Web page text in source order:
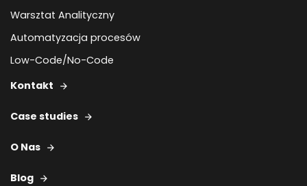
Warsztat Analityczny
Automatyzacja procesów
Low-Code/No-Code
Kontakt
Case studies
O Nas
Blog